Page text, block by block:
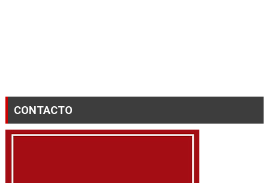
CONTACTO